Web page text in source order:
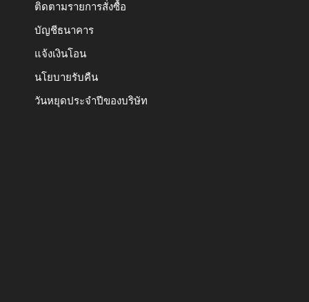
ติดตามรายการสั่งซื้อ
บัญชีธนาคาร
แจ้งเงินโอน
นโยบายรับคืน
วันหยุดประจำปีของบริษัท